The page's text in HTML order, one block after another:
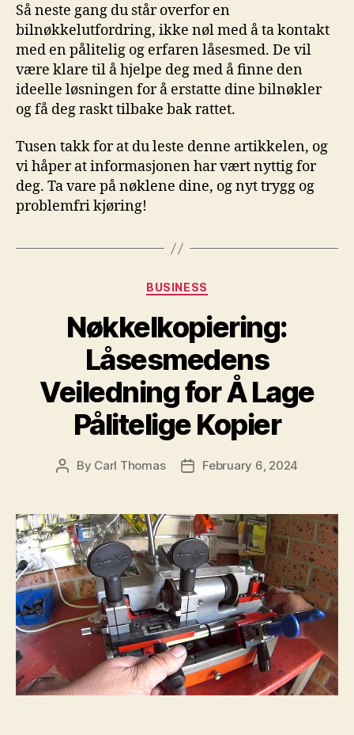
Så neste gang du står overfor ‌en
bilnøkkelutfordring, ikke nøl ⁣med⁣ å ta kontakt
med en pålitelig og erfaren ⁤låsesmed. De vil
være klare til å⁢ hjelpe deg med å finne den
ideelle løsningen for å erstatte dine bilnøkler
og få deg raskt tilbake bak rattet.
Tusen takk for at du leste denne artikkelen, ⁤og
vi håper‌ at ⁤informasjonen har vært nyttig for
deg. Ta vare på nøklene dine, og nyt trygg og‌
problemfri kjøring!
Categories
BUSINESS
Nøkkelkopiering:
Låsesmedens
Veiledning for Å Lage
Pålitelige Kopier
Post
By Carl Thomas
PostFebruary 6, 2024